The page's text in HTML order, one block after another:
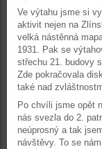
Ve výtahu jsme si
aktivit nejen na
velká nástěnná
1931. Pak se
střechu 21. budovy
Zde pokračovala
také nad
Po chvíli jsme opět
nás svezla do 2.
neúprosný a tak
návštěvy. To se